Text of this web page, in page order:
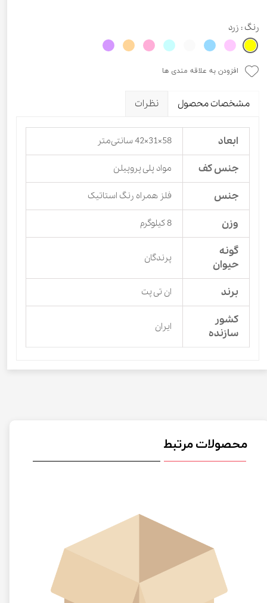
رنگ : زرد
افزودن به علاقه مندی ها
مشخصات محصول نظرات
ابعاد 58×31×42 سانتی‌متر
جنس کف مواد پلی پروپیلن
جنس فلز همراه رنگ استاتیک
وزن 8 کیلوگرم
گونه
حیوان
پرندگان
برند ان تی پت
کشور
سازنده
ایران
محصولات مرتبط